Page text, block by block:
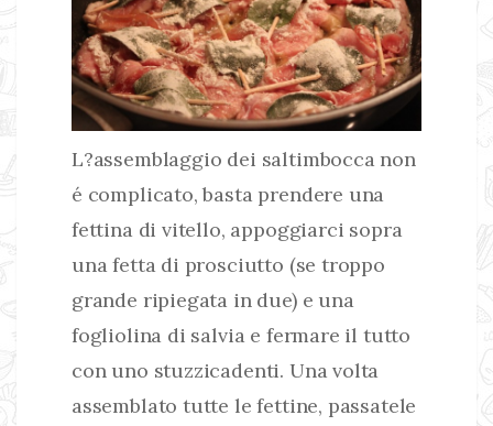
L?assemblaggio dei saltimbocca non
é complicato, basta prendere una
fettina di vitello, appoggiarci sopra
una fetta di prosciutto (se troppo
grande ripiegata in due) e una
fogliolina di salvia e fermare il tutto
con uno stuzzicadenti. Una volta
assemblato tutte le fettine, passatele